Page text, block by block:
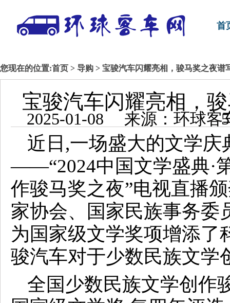
首
您现在的位置:首页 > 导购 > 宝骏汽车闪耀亮相，骏马奖之夜谱
宝骏汽车闪耀亮相，
2025-01-
近日,一场盛大的文学
——“2024中国文学盛典·
作骏马奖之夜”电视直播
家协会、国家民族事务委
为国家级文学奖项增添了
骏汽车对于少数民族文学
全国少数民族文学创作